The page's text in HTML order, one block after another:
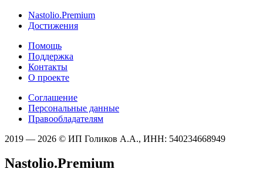
Nastolio.Premium
Достижения
Помощь
Поддержка
Контакты
О проекте
Соглашение
Персональные данные
Правообладателям
2019 — 2026 © ИП Голиков А.А., ИНН: 540234668949
Nastolio.Premium